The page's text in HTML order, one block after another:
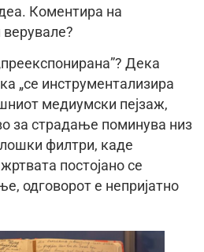
Коментира на
Дека
„се инструментализира
медиумски пејзаж,
за страдање поминува низ
филтри, каде
постојано се
одговорот е непријатно